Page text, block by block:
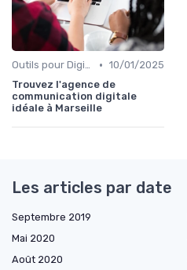
Outils pour Digital Worker • 10/01/2025
Trouvez l'agence de
communication digitale
idéale à Marseille
Les articles par date
Septembre 2019
Mai 2020
Août 2020